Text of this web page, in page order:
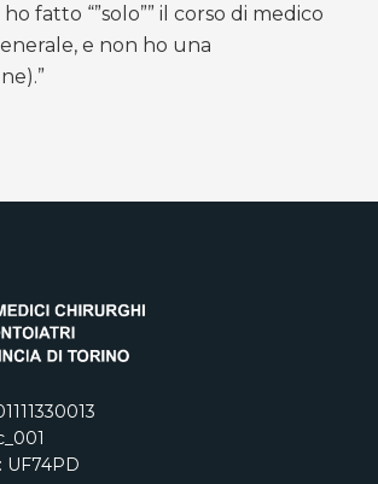
fatto “”solo”” il corso di medico
e non ho una
: UF74PD